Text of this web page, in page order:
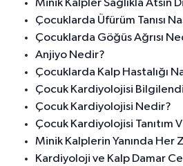
Minik Kalpler Sağlıkla Atsın
Çocuklarda Üfürüm Tanısı
Çocuklarda Göğüs Ağrısı
Anjiyo Nedir?
Çocuklarda Kalp Hastalığı
Çocuk Kardiyolojisi
Çocuk Kardiyolojisi Nedir?
Çocuk Kardiyolojisi Tanıtım
Minik Kalplerin Yanında Her
Kardiyoloji ve Kalp Damar